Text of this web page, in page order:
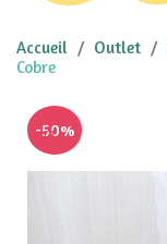
Accueil Outlet
Cobre
-50%